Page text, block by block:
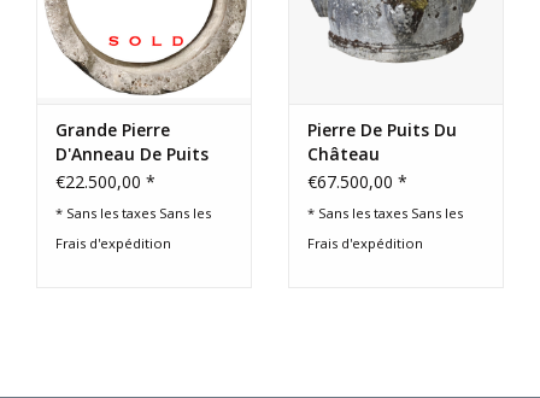
Grande Pierre
D'Anneau De Puits
D'eau
€22.500,00 *
* Sans les taxes Sans les
Frais d'expédition
Pierre De Puits Du
Château
€67.500,00 *
* Sans les taxes Sans les
Frais d'expédition